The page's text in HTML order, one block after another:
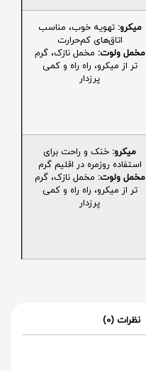
میکرو: تهویه خوب، مناسب
اتاق‌های کم‌حرارت
مخمل ولوت: مخمل نازک، گرم
تر از میکرو، راه راه و کمی
پرزدار
میکرو: خنک و راحت برای
استفاده روزمره در اقلیم گرم
مخمل ولوت: مخمل نازک، گرم
تر از میکرو، راه راه و کمی
پرزدار
نظرات (0)